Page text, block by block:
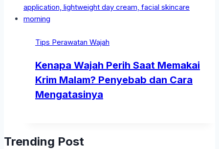
Tips Perawatan Wajah
Kenapa Wajah Perih Saat Memakai
Krim Malam? Penyebab dan Cara
Mengatasinya
Trending Post